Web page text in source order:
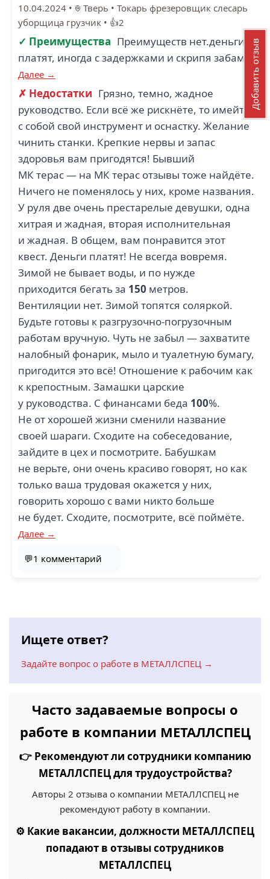
10.04.2024 • Тверь • Токарь фрезеровщик слесарь
уборщица грузчик • 👍2
✓ Преимущества Преимуществ нет.деньги
платят, иногда с задержками и скрипя забами.
Далее →
✗ Недостатки Грязно, темно, жадное
руководство. Если всё же рискнёте, то имейте
с собой свой инструмент и оснастку. Желание
чинить станки. Крепкие нервы и запас
здоровья вам пригодятся! Бывший
МК терас — на МК терас отзывы тоже найдёте.
Ничего не поменялось у них, кроме названия.
У руля две очень престарелые девушки, одна
хитрая и жадная, вторая исполнительная
и жадная. В общем, вам понравится этот
квест. Деньги платят! Не всегда вовремя.
Зимой не бывает воды, и по нужде
приходится бегать за 150 метров.
Вентиляции нет. Зимой топятся соляркой.
Будьте готовы к разгрузочно-погрузочным
работам вручную. Чуть не забыл — захватите
налобный фонарик, мыло и туалетную бумагу,
пригодится это всё! Отношение к рабочим как
к крепостным. Замашки царские
у руководства. С финансами беда 100%.
Не от хорошей жизни сменили название
своей шараги. Сходите на собеседование,
зайдите в цех и посмотрите. Бабушкам
не верьте, они очень красиво говорят, но как
только ваша трудовая окажется у них,
говорить хорошо с вами никто больше
не будет. Сходите, посмотрите, всё поймёте.
Далее →
💬1 комментарий
Ищете ответ?
Задайте вопрос о работе в МЕТАЛЛСПЕЦ →
Часто задаваемые вопросы о
работе в компании МЕТАЛЛСПЕЦ
👉 Рекомендуют ли сотрудники компанию
МЕТАЛЛСПЕЦ для трудоустройства?
Авторы 2 отзыва о компании МЕТАЛЛСПЕЦ не
рекомендуют работу в компании.
⚙️ Какие вакансии, должности МЕТАЛЛСПЕЦ
попадают в отзывы сотрудников
МЕТАЛЛСПЕЦ
Добавить отзыв